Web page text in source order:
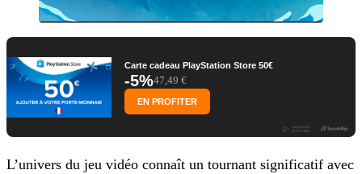
Carte cadeau PlayStation Store 50€
-5%47,49 €
EN PROFITER
L’univers du jeu vidéo connaît un tournant significatif avec